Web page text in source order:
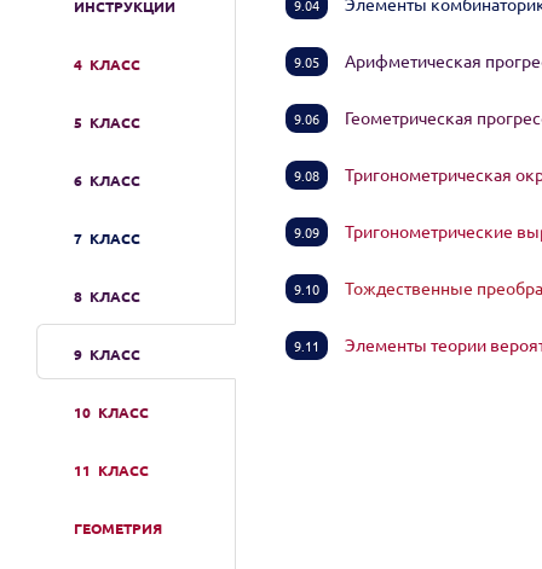
ИНСТРУКЦИИ
4 КЛАСС
5 КЛАСС
6 КЛАСС
7 КЛАСС
8 КЛАСС
9 КЛАСС
10 КЛАСС
11 КЛАСС
ГЕОМЕТРИЯ
9.04
9.05 Арифметическая
9.06 Геометрическая
9.08 Тригонометрическая
9.09 Тригонометрические
9.10 Тождественные
9.11 Элементы теории